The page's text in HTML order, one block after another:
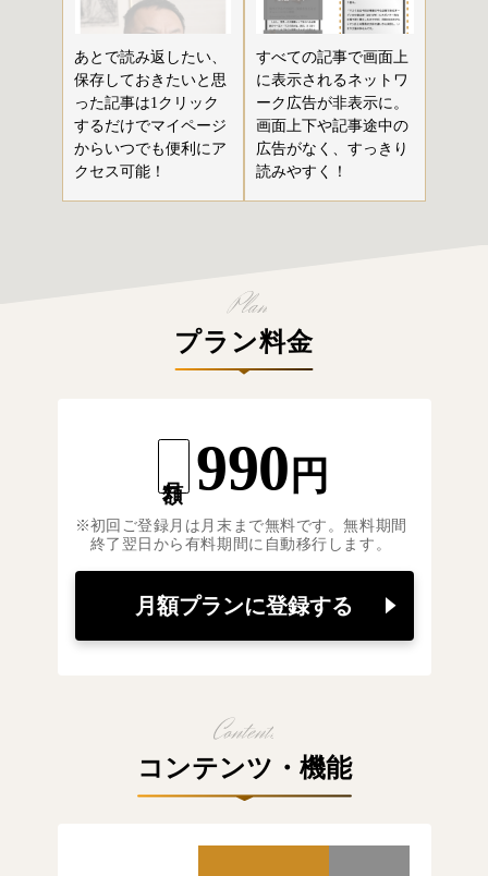
あとで読み返したい、
保存しておきたいと思
った記事は1クリック
するだけでマイページ
からいつでも便利にア
クセス可能！
すべての記事で画面上
に表示されるネットワ
ーク広告が非表示に。
画面上下や記事途中の
広告がなく、すっきり
読みやすく！
プラン料金
990 円
初回ご登録月は月末まで無料です。無料期間
終了翌日から有料期間に自動移行します。
月額プランに登録する
コンテンツ・機能